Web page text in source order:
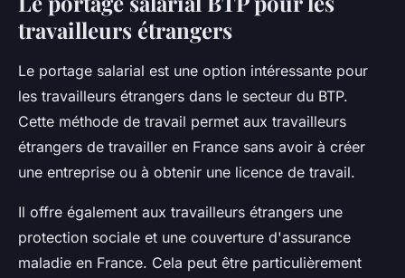
travailleurs étrangers
Le portage salarial est une option intéressante pour
les travailleurs étrangers dans le secteur du BTP.
Cette méthode de travail permet aux travailleurs
étrangers de travailler en France sans avoir à créer
une entreprise ou à obtenir une licence de travail.
Il offre également aux travailleurs étrangers une
protection sociale et une couverture d'assurance
maladie en France. Cela peut être particulièrement